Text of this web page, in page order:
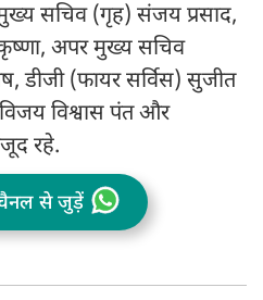
सचिव (गृह) संजय प्रसाद,
अपर मुख्य सचिव
डीजी (फायर सर्विस) सुजीत
विश्वास पंत और
रहे.
चैनल से जुड़ें